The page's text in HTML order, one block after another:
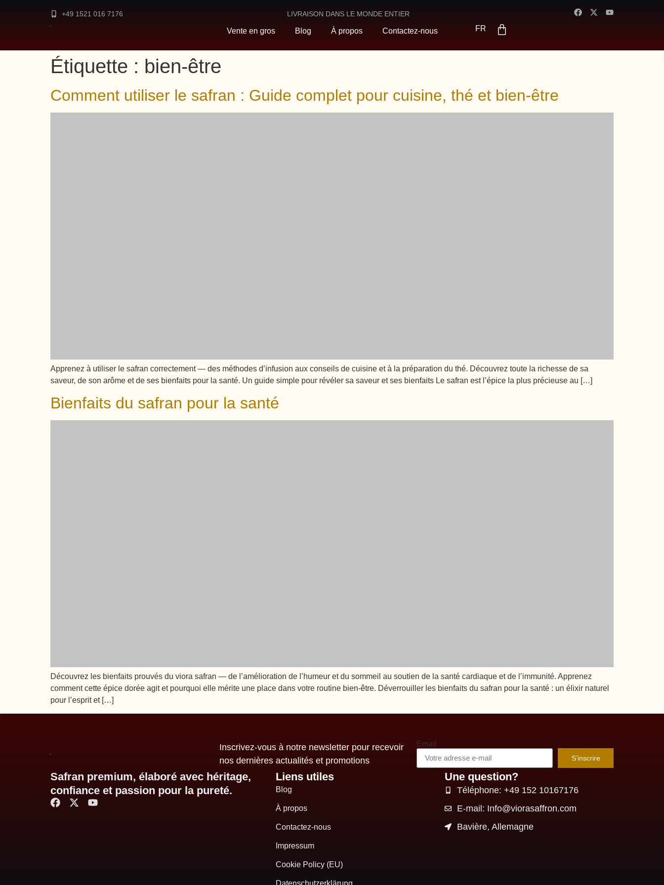
+49 1521 016 7176 LIVRAISON DANS LE MONDE ENTIER
Vente en gros Blog À propos Contactez-nous FR
AR
Étiquette : bien-être
Comment utiliser le safran : Guide complet pour cuisine, thé et bien-être
Apprenez à utiliser le safran correctement — des méthodes d’infusion aux conseils de cuisine et à la préparation du thé. Découvrez toute la richesse de sa
saveur, de son arôme et de ses bienfaits pour la santé. Un guide simple pour révéler sa saveur et ses bienfaits Le safran est l’épice la plus précieuse au […]
Bienfaits du safran pour la santé
Découvrez les bienfaits prouvés du viora safran — de l’amélioration de l’humeur et du sommeil au soutien de la santé cardiaque et de l’immunité. Apprenez
comment cette épice dorée agit et pourquoi elle mérite une place dans votre routine bien-être. Déverrouiller les bienfaits du safran pour la santé : un élixir naturel
pour l’esprit et […]
Inscrivez-vous à notre newsletter pour recevoir
nos dernières actualités et promotions
Email
S’inscrire
Safran premium, élaboré avec héritage,
confiance et passion pour la pureté.
Liens utiles
Blog
À propos
Contactez-nous
Impressum
Cookie Policy (EU)
Datenschutzerklärung
Une question?
Téléphone: +49 152 10167176
E-mail: Info@viorasaffron.com
Bavière, Allemagne